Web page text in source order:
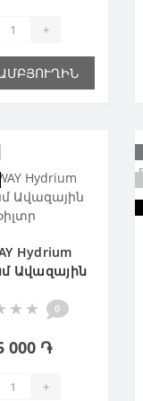
+
Hydrium
Ավազային
0
000 ֏
+